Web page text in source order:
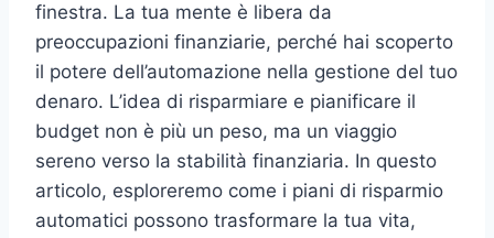
finestra. La tua mente è libera da
preoccupazioni finanziarie, perché hai scoperto
il potere dell’automazione nella gestione del tuo
denaro. L’idea di risparmiare e pianificare il
budget non è più un peso, ma un viaggio
sereno verso la stabilità finanziaria. In questo
articolo, esploreremo come i piani di risparmio
automatici possono trasformare la tua vita,